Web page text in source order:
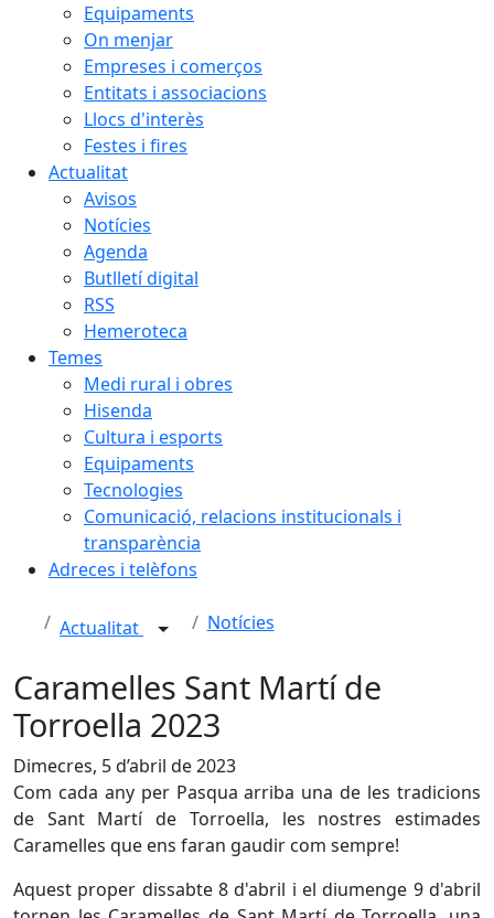
Equipaments
On menjar
Empreses i comerços
Entitats i associacions
Llocs d'interès
Festes i fires
Actualitat
Avisos
Notícies
Agenda
Butlletí digital
RSS
Hemeroteca
Temes
Medi rural i obres
Hisenda
Cultura i esports
Equipaments
Tecnologies
Comunicació, relacions institucionals i
transparència
Adreces i telèfons
Actualitat Notícies
Caramelles Sant Martí de
Torroella 2023
Dimecres, 5 d’abril de 2023
Com cada any per Pasqua arriba una de les tradicions
de Sant Martí de Torroella, les nostres estimades
Caramelles que ens faran gaudir com sempre!
Aquest proper dissabte 8 d'abril i el diumenge 9 d'abril